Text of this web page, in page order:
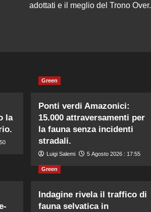
adottati e il meglio del Trono Over.
la
Green
Ponti verdi Amazonici:
15.000 attraversamenti per
la fauna senza incidenti
stradali.
Luigi Salemi 5 Agosto 2026 : 17:55
Green
Indagine rivela il traffico di
fauna selvatica in